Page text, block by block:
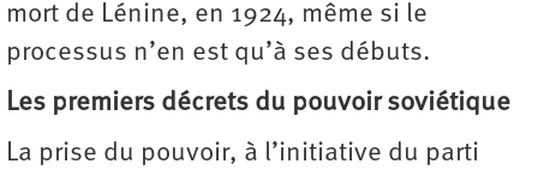
mort de Lénine, en 1924, même si le
processus n’en est qu’à ses débuts.
Les premiers décrets du pouvoir soviétique
La prise du pouvoir, à l’initiative du parti